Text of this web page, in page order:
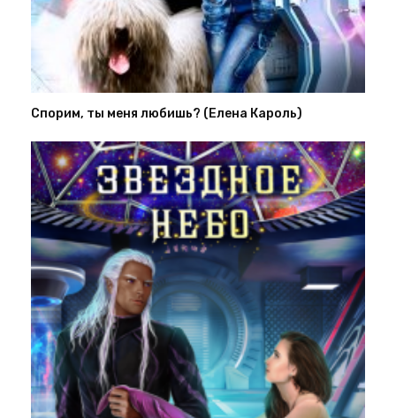
Спорим, ты меня любишь? (Елена Кароль)